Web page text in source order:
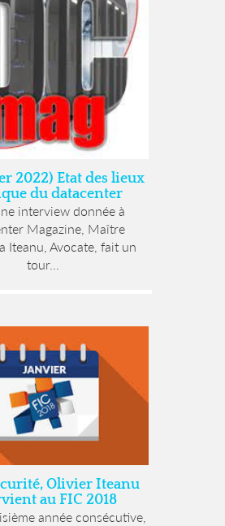
2022) Etat des lieux
du datacenter
interview donnée à
Magazine, Maître
Iteanu, Avocate, fait un
tour...
Olivier Iteanu
au FIC 2018
année consécutive,